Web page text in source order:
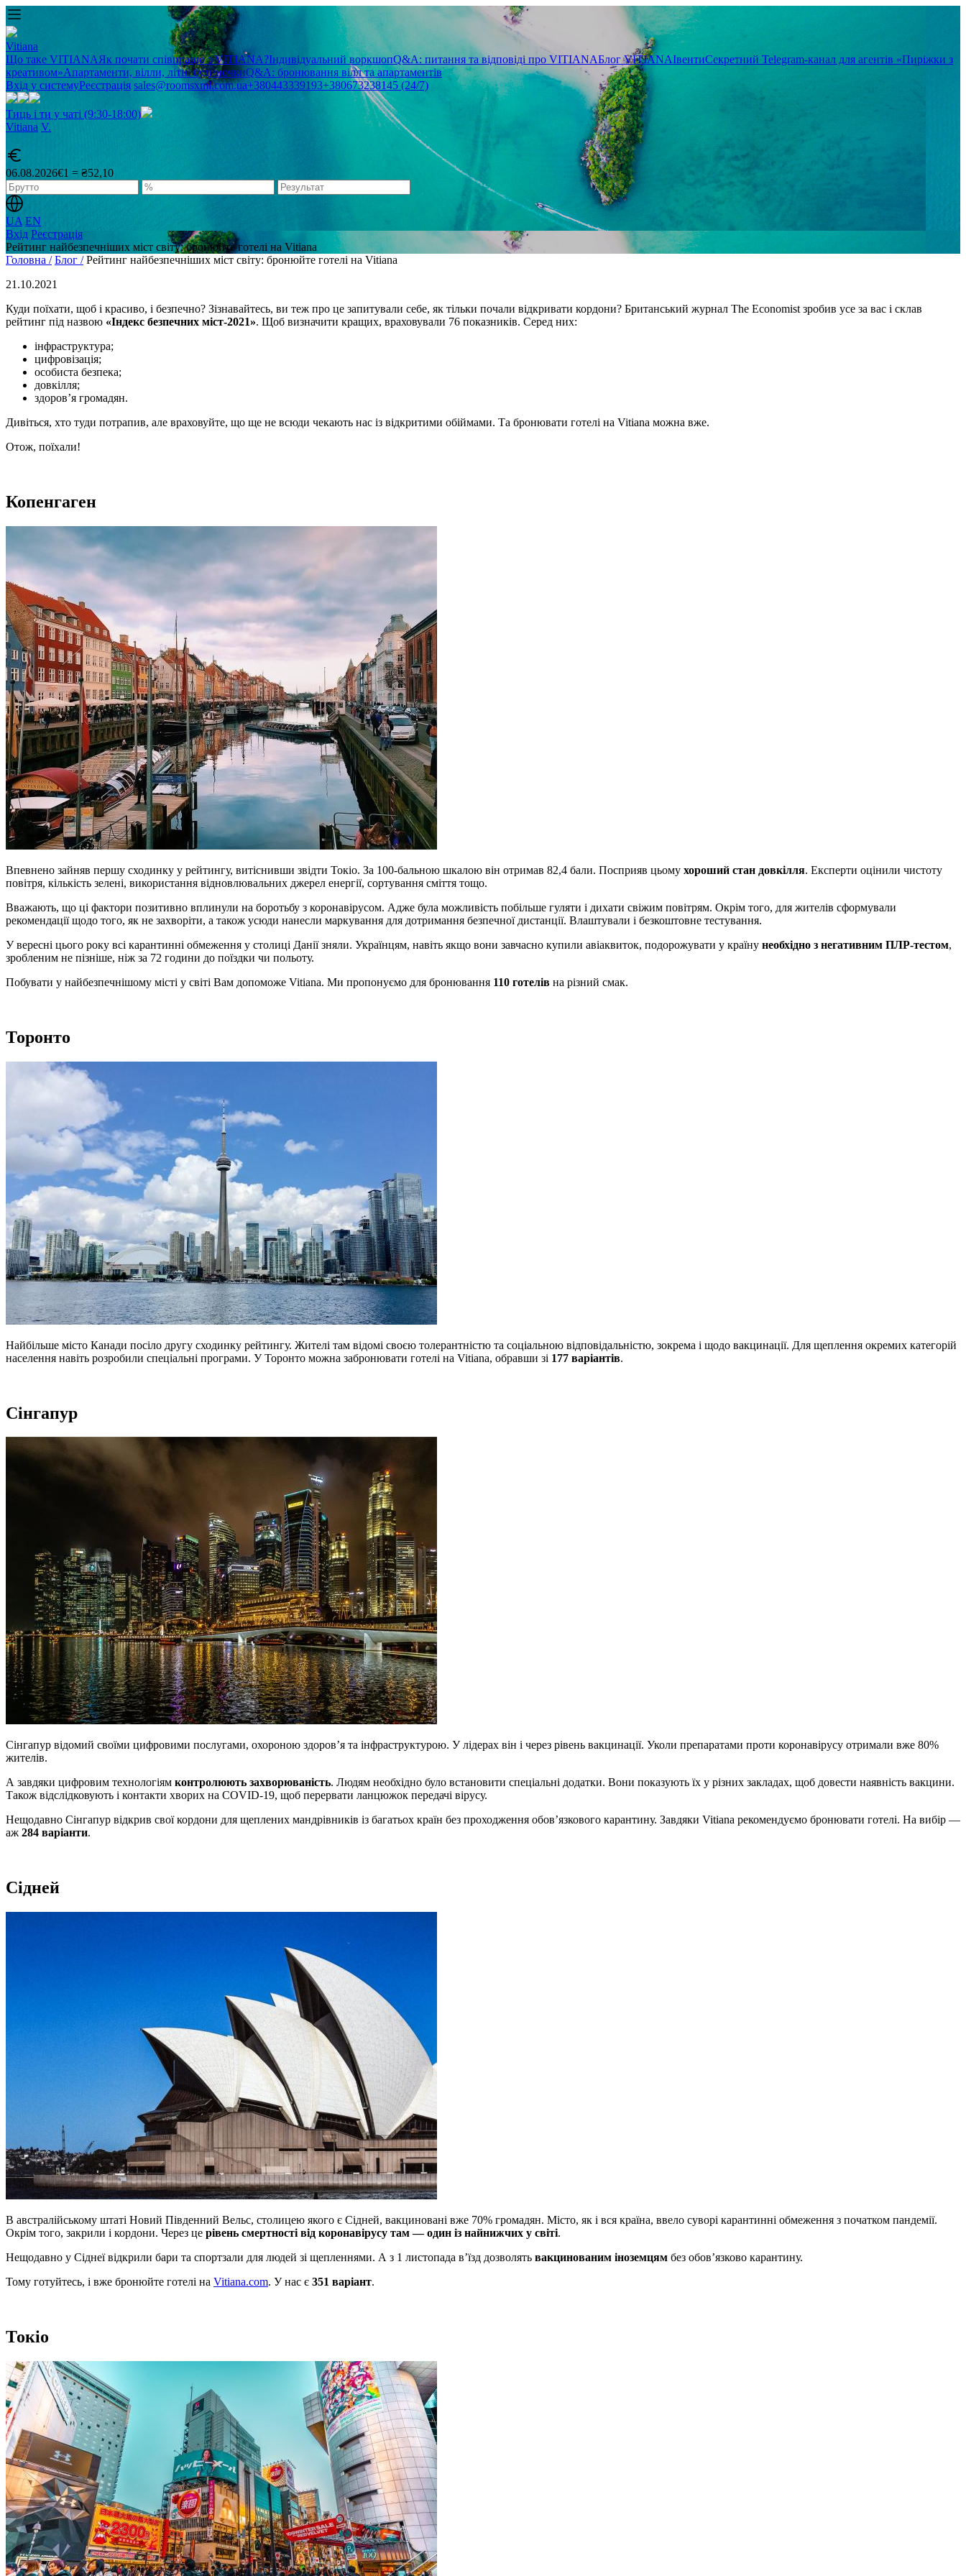
Vitiana
Що таке VITIANAЯк почати співпрацю з VITIANA?Індивідуальний воркшопQ&A: питання та відповіді про VITIANAБлог VITIANAІвентиСекретний Telegram-канал для агентів «Пиріжки з
креативом»Апартаменти, вілли, літні будиночкиQ&A: бронювання вілл та апартаментів
Вхід у системуРеєстрація sales@roomsxml.com.ua+380443339193+380673238145 (24/7)
Тиць і ти у чаті (9:30-18:00)
Vitiana V.
06.08.2026€1 = ₴52,10
UA EN
Вхід Реєстрація
Рейтинг найбезпечніших міст світу: бронюйте готелі на Vitiana
Головна / Блог / Рейтинг найбезпечніших міст світу: бронюйте готелі на Vitiana
21.10.2021
Куди поїхати, щоб і красиво, і безпечно? Зізнавайтесь, ви теж про це запитували себе, як тільки почали відкривати кордони? Британський журнал The Economist зробив усе за вас і склав
рейтинг під назвою «Індекс безпечних міст-2021». Щоб визначити кращих, враховували 76 показників. Серед них:
інфраструктура;
цифровізація;
особиста безпека;
довкілля;
здоров’я громадян.
Дивіться, хто туди потрапив, але враховуйте, що ще не всюди чекають нас із відкритими обіймами. Та бронювати готелі на Vitiana можна вже.
Отож, поїхали!
Копенгаген
Впевнено зайняв першу сходинку у рейтингу, витіснивши звідти Токіо. За 100-бальною шкалою він отримав 82,4 бали. Посприяв цьому хороший стан довкілля. Експерти оцінили чистоту
повітря, кількість зелені, використання відновлювальних джерел енергії, сортування сміття тощо.
Вважають, що ці фактори позитивно вплинули на боротьбу з коронавірусом. Адже була можливість побільше гуляти і дихати свіжим повітрям. Окрім того, для жителів сформували
рекомендації щодо того, як не захворіти, а також усюди нанесли маркування для дотримання безпечної дистанції. Влаштували і безкоштовне тестування.
У вересні цього року всі карантинні обмеження у столиці Данії зняли. Українцям, навіть якщо вони завчасно купили авіаквиток, подорожувати у країну необхідно з негативним ПЛР-тестом,
зробленим не пізніше, ніж за 72 години до поїздки чи польоту.
Побувати у найбезпечнішому місті у світі Вам допоможе Vitiana. Ми пропонуємо для бронювання 110 готелів на різний смак.
Торонто
Найбільше місто Канади посіло другу сходинку рейтингу. Жителі там відомі своєю толерантністю та соціальною відповідальністю, зокрема і щодо вакцинації. Для щеплення окремих категорій
населення навіть розробили спеціальні програми. У Торонто можна забронювати готелі на Vitiana, обравши зі 177 варіантів.
Сінгапур
Сінгапур відомий своїми цифровими послугами, охороною здоров’я та інфраструктурою. У лідерах він і через рівень вакцинації. Уколи препаратами проти коронавірусу отримали вже 80%
жителів.
А завдяки цифровим технологіям контролюють захворюваність. Людям необхідно було встановити спеціальні додатки. Вони показують їх у різних закладах, щоб довести наявність вакцини.
Також відслідковують і контакти хворих на COVID-19, щоб перервати ланцюжок передачі вірусу.
Нещодавно Сінгапур відкрив свої кордони для щеплених мандрівників із багатьох країн без проходження обов’язкового карантину. Завдяки Vitiana рекомендуємо бронювати готелі. На вибір —
аж 284 варіанти.
Сідней
В австралійському штаті Новий Південний Вельс, столицею якого є Сідней, вакциновані вже 70% громадян. Місто, як і вся країна, ввело суворі карантинні обмеження з початком пандемії.
Окрім того, закрили і кордони. Через це рівень смертності від коронавірусу там — один із найнижчих у світі.
Нещодавно у Сіднеї відкрили бари та спортзали для людей зі щепленнями. А з 1 листопада в’їзд дозволять вакцинованим іноземцям без обов’язково карантину.
Тому готуйтесь, і вже бронюйте готелі на Vitiana.com. У нас є 351 варіант.
Токіо